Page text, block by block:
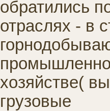
обратились
отраслях - в
хозяйстве(
грузовые